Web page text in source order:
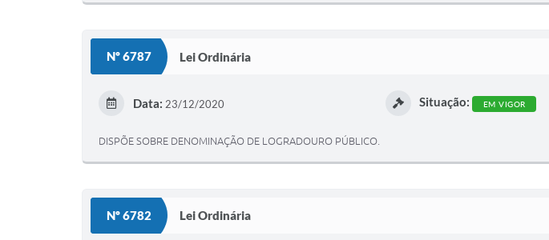
Nº 6787 Lei Ordinária
Data: 23/12/2020 Situação: EM VIGOR
DISPÕE SOBRE DENOMINAÇÃO DE LOGRADOURO PÚBLICO.
Nº 6782 Lei Ordinária